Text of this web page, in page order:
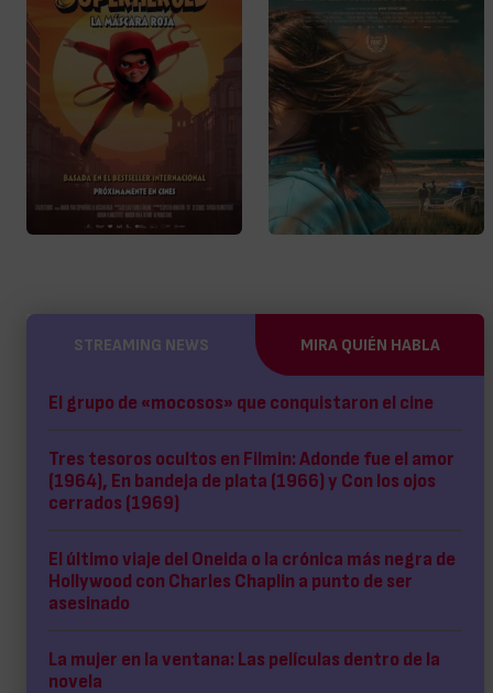
STREAMING NEWS MIRA QUIÉN HABLA
El grupo de «mocosos» que conquistaron el cine
Tres tesoros ocultos en Filmin: Adonde fue el amor
(1964), En bandeja de plata (1966) y Con los ojos
cerrados (1969)
El último viaje del Oneida o la crónica más negra de
Hollywood con Charles Chaplin a punto de ser
asesinado
La mujer en la ventana: Las películas dentro de la
novela